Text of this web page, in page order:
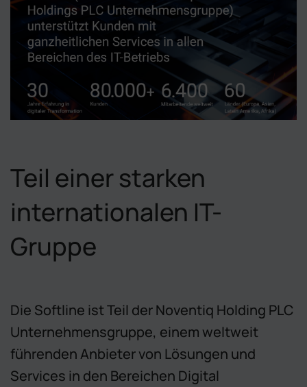
Teil einer starken
internationalen IT-
Gruppe
Die Softline ist Teil der Noventiq Holding PLC
Unternehmensgruppe, einem weltweit
führenden Anbieter von Lösungen und
Services in den Bereichen Digital